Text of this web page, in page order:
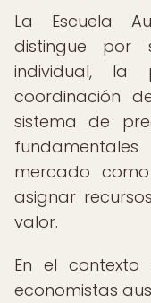
La Escuela
distingue por
individual,
coordinación
sistema de
mercado
asignar
valor.
En el
economistas